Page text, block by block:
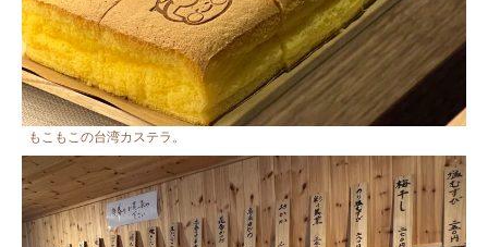
もこもこの台湾カステラ。